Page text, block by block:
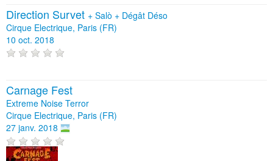
Direction Survet + Salò + Dégât Déso
Cirque Electrique, Paris (FR)
10 oct. 2018
Carnage Fest
Extreme Noise Terror
Cirque Electrique, Paris (FR)
27 janv. 2018